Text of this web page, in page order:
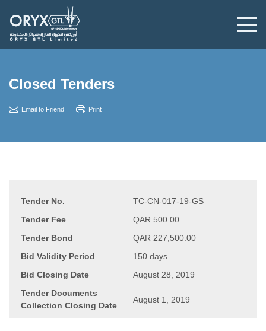
Closed Tenders
Email to Friend Print
Tender No.
TC-CN-017-19-GS
Tender Fee
QAR 500.00
Tender Bond
QAR 227,500.00
Bid Validity Period
150 days
Bid Closing Date
August 28, 2019
Tender Documents
Collection Closing Date
August 1, 2019